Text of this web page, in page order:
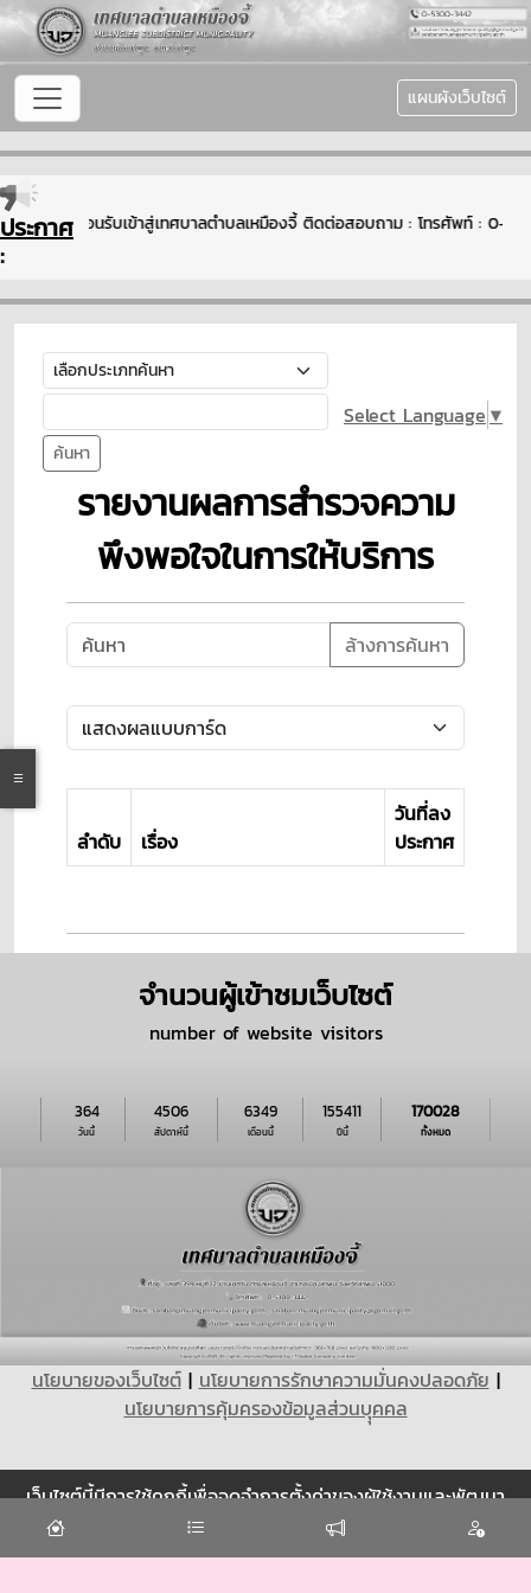
แผนผังเว็บไซต์
ประกาศ
:
ยินดีต้อนรับเข้าสู่เทศบาลตำบลเหมืองจี้ ติดต่อสอบถาม : โทรศัพท์ : 0-
ค้นหา
Select Language ▼
รายงานผลการสำรวจความ
พึงพอใจในการให้บริการ
ล้างการค้นหา
ลำดับ เรื่อง
วันที่ลง
ประกาศ
จำนวนผู้เข้าชมเว็บไซต์
number of website visitors
วันนี้
364
สัปดาห์นี้
4506
เดือนนี้
6349
ปีนี้
155411
ทั้งหมด
170028
นโยบายของเว็บไซต์| นโยบายการรักษาความมั่นคงปลอดภัย |
นโยบายการคุ้มครองข้อมูลส่วนบุุคคล
Cookie
เว็บไซต์นี้มีการใช้คุกกี้เพื่อจดจำการตั้งค่าของผู้ใช้งานและพัฒนา
ประสบการณ์การใช้งานของคุณให้ดียิ่งขึ้น